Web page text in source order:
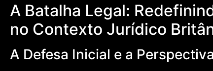
A Batalha Legal:
no Contexto Jurídico
A Defesa Inicial e a